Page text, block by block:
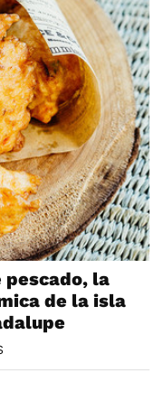
pescado, la
de la isla